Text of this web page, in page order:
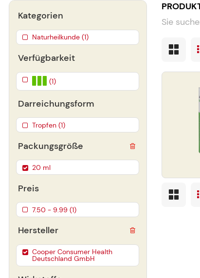
Sie
Verfügbarkeit
(1)
Darreichungsform
Tropfen (1)
Packungsgröße
20 ml
Preis
7.50 - 9.99 (1)
Hersteller
Cooper Consumer Health
Deutschland GmbH
Kategorien
Naturheilkunde (1)